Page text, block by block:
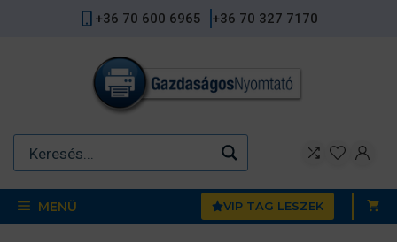
+36 70 600 6965 +36 70 327 7170
MENÜ VIP TAG LESZEK